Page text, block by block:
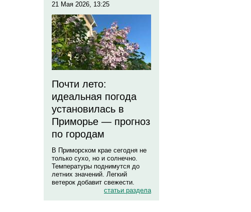
21 Мая 2026, 13:25
Почти лето:
идеальная погода
установилась в
Приморье — прогноз
по городам
В Приморском крае сегодня не
только сухо, но и солнечно.
Температуры поднимутся до
летних значений. Легкий
ветерок добавит свежести.
статьи раздела